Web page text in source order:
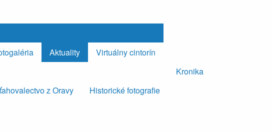
Aktuality
Virtuálny cintorín
z Oravy Historické fotografie
Kronika